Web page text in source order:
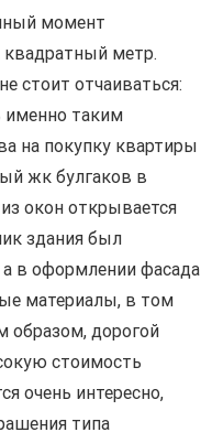
момент
квадратный метр.
стоит отчаиваться:
именно таким
на покупку квартиры
жк булгаков в
окон открывается
здания был
в оформлении фасада
материалы, в том
образом, дорогой
стоимость
очень интересно,
типа